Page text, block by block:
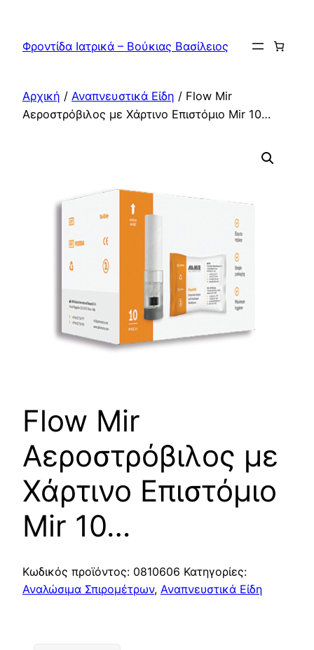
περιεχόμενο
Φροντίδα Ιατρικά – Βούκιας Βασίλειος
Αρχική / Αναπνευστικά Είδη / Flow Mir
Αεροστρόβιλος με Χάρτινο Επιστόμιο Mir 10…
Flow Mir
Αεροστρόβιλος με
Χάρτινο Επιστόμιο
Mir 10…
Κωδικός προϊόντος: 0810606 Κατηγορίες:
Αναλώσιμα Σπιρομέτρων, Αναπνευστικά Είδη